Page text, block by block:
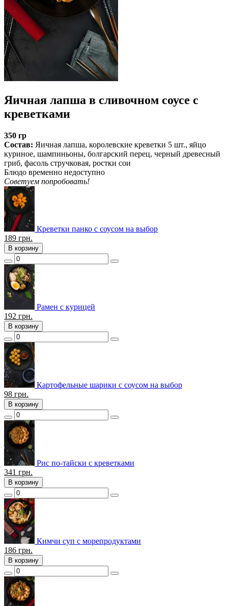
Яичная лапша в сливочном соусе с
креветками
350 гр
Cостав: Яичная лапша, королевские креветки 5 шт., яйцо
куриное, шампиньоны, болгарский перец, черный древесный
гриб, фасоль стручковая, ростки сои
Блюдо временно недоступно
Советуем попробовать!
Креветки панко с соусом на выбор
189 грн.
В корзину
Рамен с курицей
192 грн.
В корзину
Картофельные шарики с соусом на выбор
98 грн.
В корзину
Рис по-тайски с креветками
341 грн.
В корзину
Кимчи суп с морепродуктами
186 грн.
В корзину